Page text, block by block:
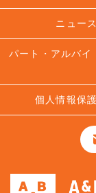
ニュース
パート・アルバイ
個人情報保